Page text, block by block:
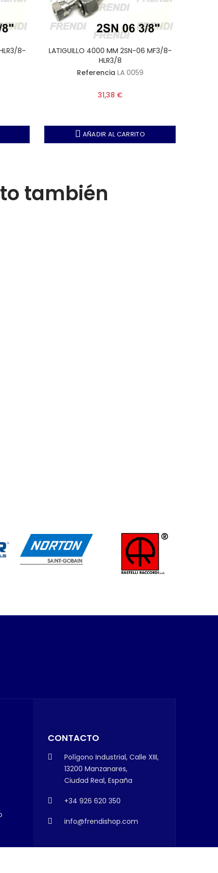
8-
LATIGUILLO 4000 MM 2SN-06 MF3/8-
HLR3/8
Referencia LA 0059
31,38 €
AÑADIR AL CARRITO
también
CONTACTO
Polígono Industrial, Calle XIII,
13200 Manzanares,
Ciudad Real, España
+34 926 620 350
info@frendishop.com